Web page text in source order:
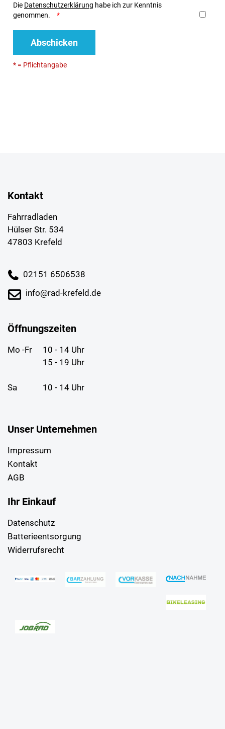
Die Datenschutzerklärung habe ich zur Kenntnis
genommen.
Abschicken
* = Pflichtangabe
Kontakt
Fahrradladen
Hülser Str. 534
47803 Krefeld
02151 6506538
info@rad-krefeld.de
Öffnungszeiten
Mo -Fr
10 - 14 Uhr
15 - 19 Uhr
Sa 10 - 14 Uhr
Unser Unternehmen
Impressum
Kontakt
AGB
Ihr Einkauf
Datenschutz
Batterieentsorgung
Widerrufsrecht